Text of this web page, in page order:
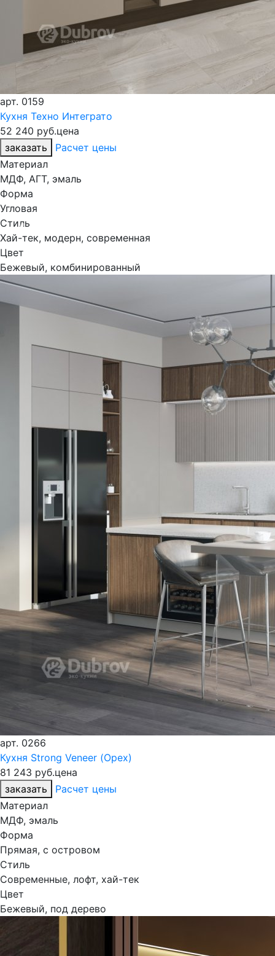
Previous
арт. 0159
Кухня Техно Интеграто
52 240 руб.цена
заказать
Расчет цены
Материал
МДФ, АГТ, эмаль
Форма
Угловая
Стиль
Хай-тек, модерн, современная
Цвет
Бежевый, комбинированный
арт. 0266
Кухня Strong Veneer (Орех)
81 243 руб.цена
заказать
Расчет цены
Материал
МДФ, эмаль
Форма
Прямая, с островом
Стиль
Современные, лофт, хай-тек
Цвет
Бежевый, под дерево